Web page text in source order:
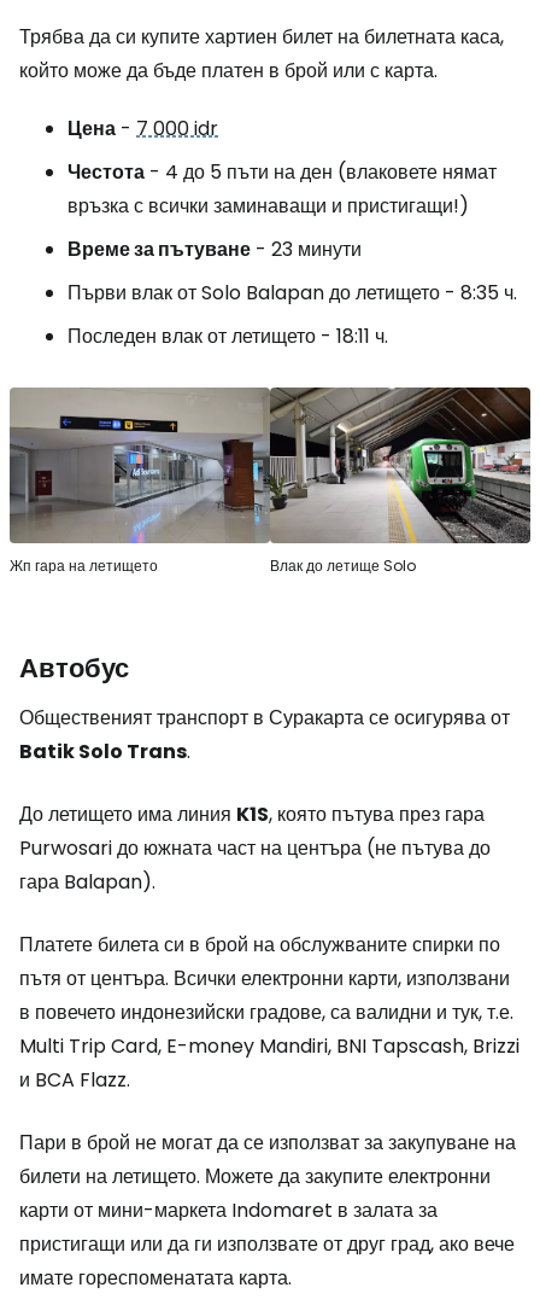
Трябва да си купите хартиен билет на билетната каса,
който може да бъде платен в брой или с карта.
Цена - 7 000 idr
Честота - 4 до 5 пъти на ден (влаковете нямат
връзка с всички заминаващи и пристигащи!)
Време за пътуване - 23 минути
Първи влак от Solo Balapan до летището - 8:35 ч.
Последен влак от летището - 18:11 ч.
Жп гара на летището Влак до летище Solo
Автобус
Общественият транспорт в Суракарта се осигурява от
Batik Solo Trans.
До летището има линия K1S, която пътува през гара
Purwosari до южната част на центъра (не пътува до
гара Balapan).
Платете билета си в брой на обслужваните спирки по
пътя от центъра. Всички електронни карти, използвани
в повечето индонезийски градове, са валидни и тук, т.е.
Multi Trip Card, E-money Mandiri, BNI Tapscash, Brizzi
и BCA Flazz.
Пари в брой не могат да се използват за закупуване на
билети на летището. Можете да закупите електронни
карти от мини-маркета Indomaret в залата за
пристигащи или да ги използвате от друг град, ако вече
имате гореспоменатата карта.